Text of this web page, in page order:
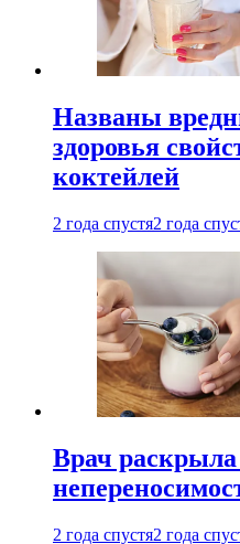
Названы
здоровья
коктейлей
2 года спустя2 года
Врач
2 года спустя2 года